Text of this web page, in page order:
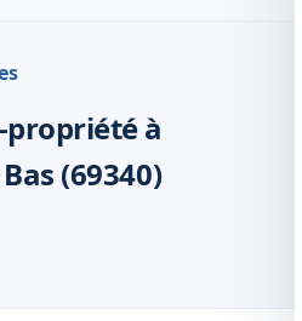
propriété à
(69340)